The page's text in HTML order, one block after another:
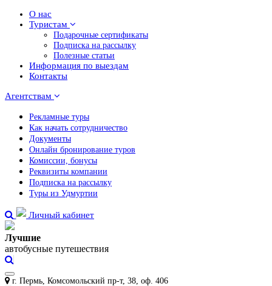
О нас
Туристам
Подарочные сертификаты
Подписка на рассылку
Полезные статьи
Информация по выездам
Контакты
Агентствам
Рекламные туры
Как начать сотрудничество
Документы
Онлайн бронирование туров
Комиссии, бонусы
Реквизиты компании
Подписка на рассылку
Туры из Удмуртии
Личный кабинет
Лучшие
автобусные путешествия
г. Пермь, Комсомольский пр-т, 38, оф. 406